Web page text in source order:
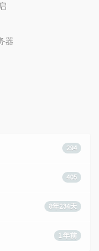
器
294
405
8年234天
1 年前